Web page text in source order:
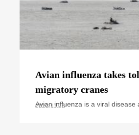
Avian influenza takes
migratory cranes
Avian influenza is a viral disease
2023.11.28